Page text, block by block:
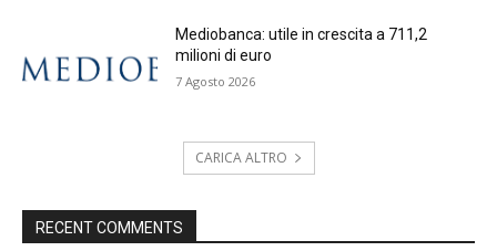
Mediobanca: utile in crescita a 711,2
milioni di euro
7 Agosto 2026
CARICA ALTRO
RECENT COMMENTS